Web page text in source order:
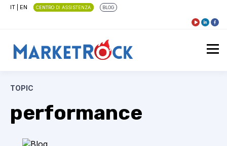
IT EN CENTRO DI ASSISTENZA BLOG
TOPIC
performance